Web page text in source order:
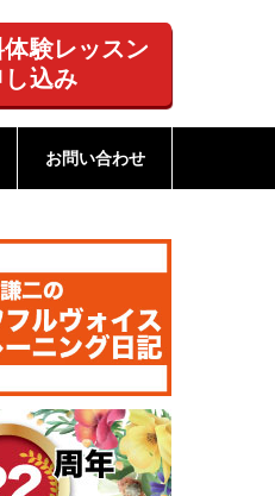
験レッスン
し込み
お問い合わせ